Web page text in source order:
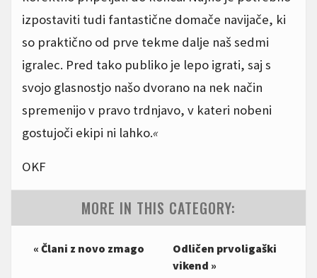
izpostaviti tudi fantastične domače navijače, ki
so praktično od prve tekme dalje naš sedmi
igralec. Pred tako publiko je lepo igrati, saj s
svojo glasnostjo našo dvorano na nek način
spremenijo v pravo trdnjavo, v kateri nobeni
gostujoči ekipi ni lahko.«
OKF
MORE IN THIS CATEGORY:
« Člani z novo zmago
Odličen prvoligaški
vikend »